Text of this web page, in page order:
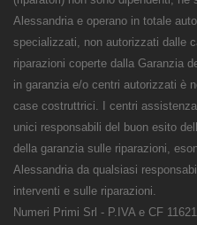
Alessandria e operano in totale
specializzati, non autorizzati dalle
riparazioni coperte dalla Garanzia
in garanzia e/o centri autorizzati è
case costruttrici. I centri
unici responsabili del buon esito
della garanzia sulle riparazioni,
Alessandria da qualsiasi
interventi e sulle riparazioni.
Numeri Primi Srl - P.IVA e CF